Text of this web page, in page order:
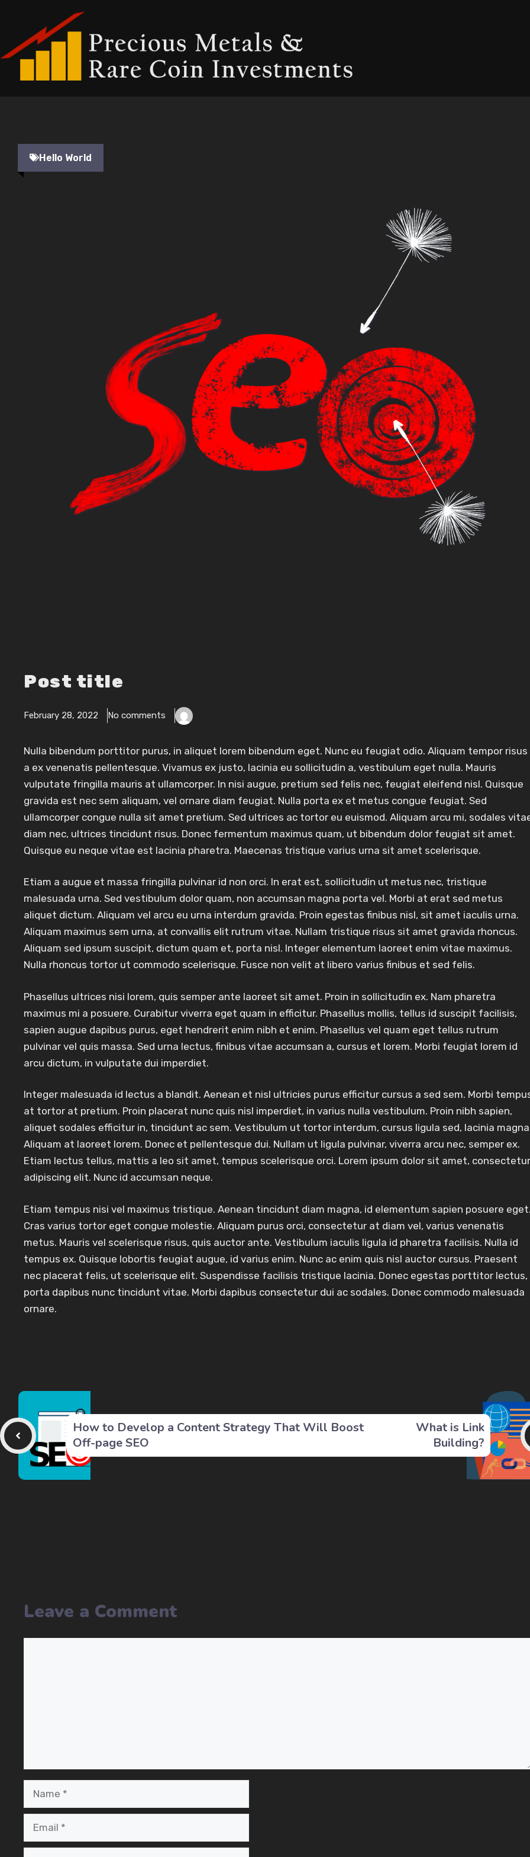
content
Hello World
Post title
February 28, 2022 No comments
Nulla bibendum porttitor purus, in aliquet lorem bibendum eget. Nunc eu feugiat odio. Aliquam tempor risus
a ex venenatis pellentesque. Vivamus ex justo, lacinia eu sollicitudin a, vestibulum eget nulla. Mauris
vulputate fringilla mauris at ullamcorper. In nisi augue, pretium sed felis nec, feugiat eleifend nisl. Quisque
gravida est nec sem aliquam, vel ornare diam feugiat. Nulla porta ex et metus congue feugiat. Sed
ullamcorper congue nulla sit amet pretium. Sed ultrices ac tortor eu euismod. Aliquam arcu mi, sodales
diam nec, ultrices tincidunt risus. Donec fermentum maximus quam, ut bibendum dolor feugiat sit amet.
Quisque eu neque vitae est lacinia pharetra. Maecenas tristique varius urna sit amet scelerisque.
Etiam a augue et massa fringilla pulvinar id non orci. In erat est, sollicitudin ut metus nec, tristique
malesuada urna. Sed vestibulum dolor quam, non accumsan magna porta vel. Morbi at erat sed metus
aliquet dictum. Aliquam vel arcu eu urna interdum gravida. Proin egestas finibus nisl, sit amet iaculis urna.
Aliquam maximus sem urna, at convallis elit rutrum vitae. Nullam tristique risus sit amet gravida rhoncus.
Aliquam sed ipsum suscipit, dictum quam et, porta nisl. Integer elementum laoreet enim vitae maximus.
Nulla rhoncus tortor ut commodo scelerisque. Fusce non velit at libero varius finibus et sed felis.
Phasellus ultrices nisi lorem, quis semper ante laoreet sit amet. Proin in sollicitudin ex. Nam pharetra
maximus mi a posuere. Curabitur viverra eget quam in efficitur. Phasellus mollis, tellus id suscipit facilisis,
sapien augue dapibus purus, eget hendrerit enim nibh et enim. Phasellus vel quam eget tellus rutrum
pulvinar vel quis massa. Sed urna lectus, finibus vitae accumsan a, cursus et lorem. Morbi feugiat lorem id
arcu dictum, in vulputate dui imperdiet.
Integer malesuada id lectus a blandit. Aenean et nisl ultricies purus efficitur cursus a sed sem. Morbi
at tortor at pretium. Proin placerat nunc quis nisl imperdiet, in varius nulla vestibulum. Proin nibh sapien,
aliquet sodales efficitur in, tincidunt ac sem. Vestibulum ut tortor interdum, cursus ligula sed, lacinia
Aliquam at laoreet lorem. Donec et pellentesque dui. Nullam ut ligula pulvinar, viverra arcu nec, semper ex.
Etiam lectus tellus, mattis a leo sit amet, tempus scelerisque orci. Lorem ipsum dolor sit amet, consectetur
adipiscing elit. Nunc id accumsan neque.
Etiam tempus nisi vel maximus tristique. Aenean tincidunt diam magna, id elementum sapien posuere eget.
Cras varius tortor eget congue molestie. Aliquam purus orci, consectetur at diam vel, varius venenatis
metus. Mauris vel scelerisque risus, quis auctor ante. Vestibulum iaculis ligula id pharetra facilisis. Nulla id
tempus ex. Quisque lobortis feugiat augue, id varius enim. Nunc ac enim quis nisl auctor cursus. Praesent
nec placerat felis, ut scelerisque elit. Suspendisse facilisis tristique lacinia. Donec egestas porttitor lectus,
porta dapibus nunc tincidunt vitae. Morbi dapibus consectetur dui ac sodales. Donec commodo malesuada
ornare.
How to Develop a Content Strategy That Will Boost
Off-page SEO
What is Link
Building?
Leave a Comment
Name
Email